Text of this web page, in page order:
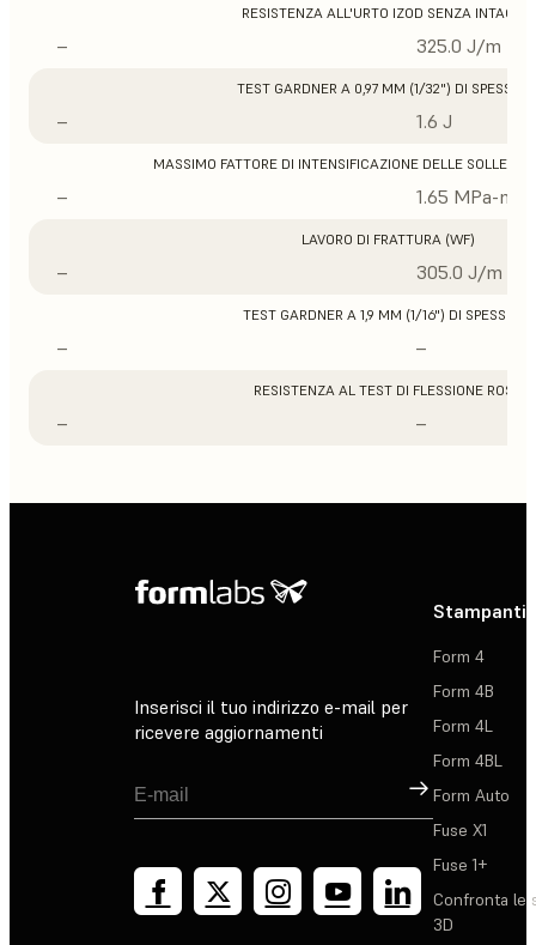
RESISTENZA ALL'URTO IZOD SENZA INTAGLIO
– 325.0 J/m
TEST GARDNER A 0,97 MM (1/32") DI
– 1.6 J
MASSIMO FATTORE DI INTENSIFICAZIONE DELLE
– 1.65 MPa-m1/
LAVORO DI FRATTURA (WF)
– 305.0 J/m
TEST GARDNER A 1,9 MM (1/16") DI SPESSORE
– –
RESISTENZA AL TEST DI FLESSIONE ROSS
– –
Inserisci il tuo indirizzo e-mail per
ricevere aggiornamenti
Registrati
Stampanti
Form 4
Form 4B
Form 4L
Form 4BL
Form Auto
Fuse X1
Fuse 1+
Confronta le
3D